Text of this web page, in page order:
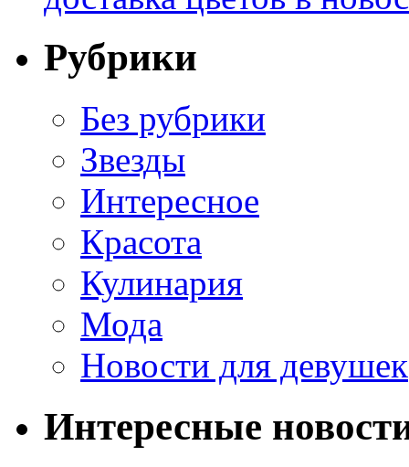
Рубрики
Без рубрики
Звезды
Интересное
Красота
Кулинария
Мода
Новости для девушек
Интересные